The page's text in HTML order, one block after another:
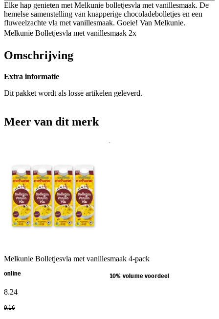
Elke hap genieten met Melkunie bolletjesvla met vanillesmaak. De
hemelse samenstelling van knapperige chocoladebolletjes en een
fluweelzachte vla met vanillesmaak. Goeie! Van Melkunie.
Melkunie Bolletjesvla met vanillesmaak 2x
Omschrijving
Extra informatie
Dit pakket wordt als losse artikelen geleverd.
Meer van dit merk
Melkunie Bolletjesvla met vanillesmaak 4-pack
online 10% volume voordeel
8.24
9.16